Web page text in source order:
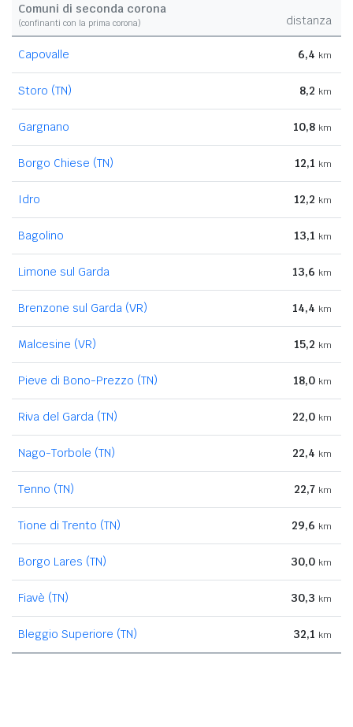
Comuni di seconda corona
(confinanti con la prima corona) distanza
Capovalle 6,4 km
Storo (TN) 8,2 km
Gargnano 10,8 km
Borgo Chiese (TN) 12,1 km
Idro 12,2 km
Bagolino 13,1 km
Limone sul Garda 13,6 km
Brenzone sul Garda (VR) 14,4 km
Malcesine (VR) 15,2 km
Pieve di Bono-Prezzo (TN) 18,0 km
Riva del Garda (TN) 22,0 km
Nago-Torbole (TN) 22,4 km
Tenno (TN) 22,7 km
Tione di Trento (TN) 29,6 km
Borgo Lares (TN) 30,0 km
Fiavè (TN) 30,3 km
Bleggio Superiore (TN) 32,1 km